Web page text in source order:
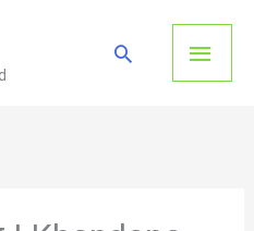
Main
Search